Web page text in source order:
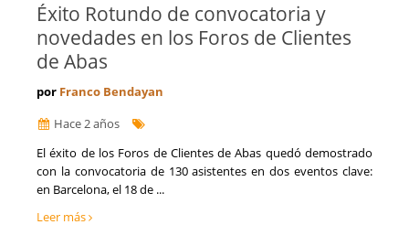
Éxito Rotundo de convocatoria y
novedades en los Foros de Clientes
de Abas
por Franco Bendayan
Hace 2 años
​El éxito de los Foros de Clientes de ​Abas quedó demostrado
con la convocatoria de 130 asistentes en dos eventos clave:
en Barcelona, el 18 de ...
Leer más